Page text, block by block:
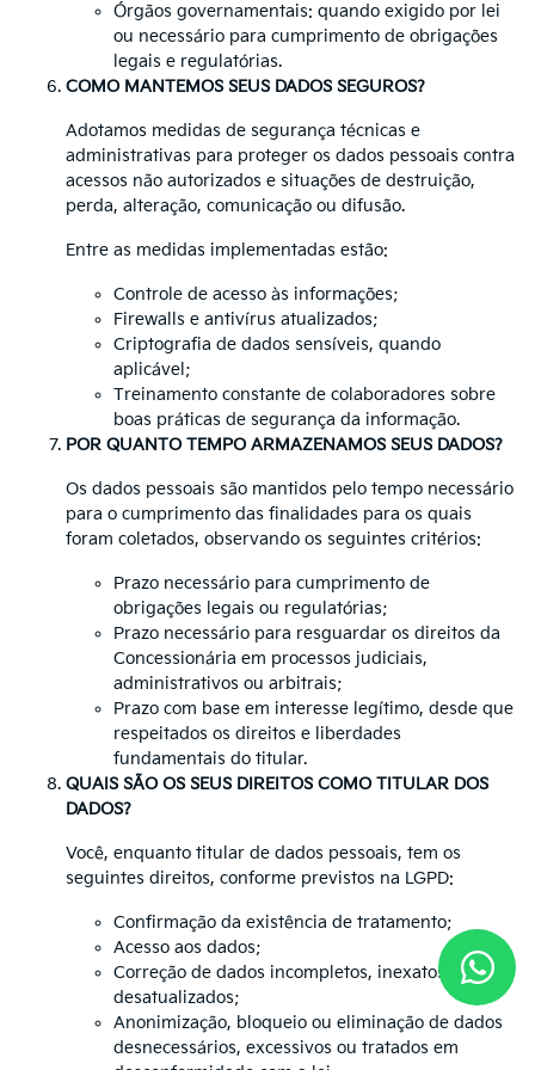
Órgãos governamentais: quando exigido por lei
ou necessário para cumprimento de obrigações
legais e regulatórias.
COMO MANTEMOS SEUS DADOS SEGUROS?
Adotamos medidas de segurança técnicas e
administrativas para proteger os dados pessoais contra
acessos não autorizados e situações de destruição,
perda, alteração, comunicação ou difusão.
Entre as medidas implementadas estão:
Controle de acesso às informações;
Firewalls e antivírus atualizados;
Criptografia de dados sensíveis, quando
aplicável;
Treinamento constante de colaboradores sobre
boas práticas de segurança da informação.
POR QUANTO TEMPO ARMAZENAMOS SEUS DADOS?
Os dados pessoais são mantidos pelo tempo necessário
para o cumprimento das finalidades para os quais
foram coletados, observando os seguintes critérios:
Prazo necessário para cumprimento de
obrigações legais ou regulatórias;
Prazo necessário para resguardar os direitos da
Concessionária em processos judiciais,
administrativos ou arbitrais;
Prazo com base em interesse legítimo, desde que
respeitados os direitos e liberdades
fundamentais do titular.
QUAIS SÃO OS SEUS DIREITOS COMO TITULAR DOS
DADOS?
Você, enquanto titular de dados pessoais, tem os
seguintes direitos, conforme previstos na LGPD:
Confirmação da existência de tratamento;
Acesso aos dados;
Correção de dados incompletos, inexatos ou
desatualizados;
Anonimização, bloqueio ou eliminação de dados
desnecessários, excessivos ou tratados em